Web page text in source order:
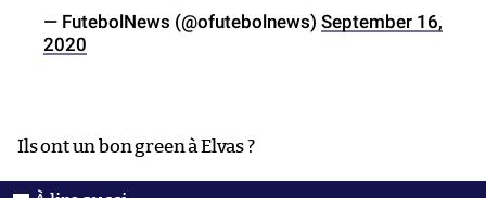
— FutebolNews (@ofutebolnews) September 16,
2020
Ils ont un bon green à Elvas ?